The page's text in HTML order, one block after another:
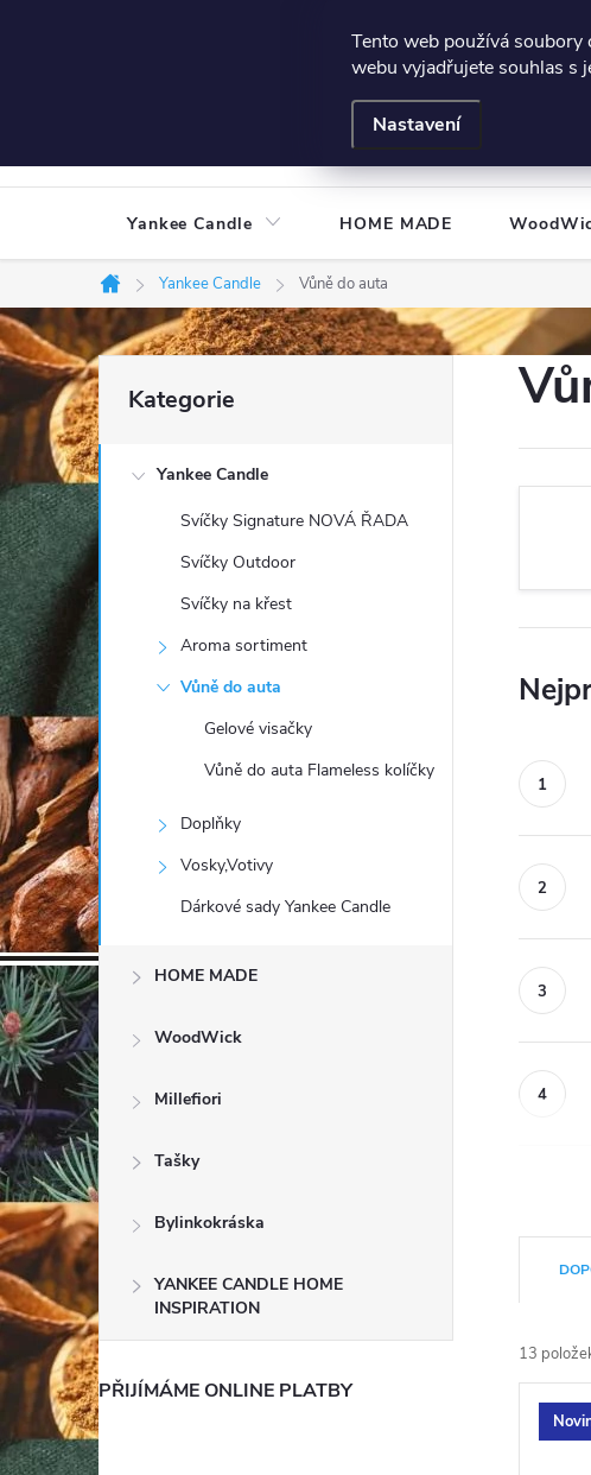
Tento web používá
webu vyjadřujete souhlas s
Nastavení
Podmínky e-shopu
Yankee Candle HOME MADE
Domů
Yankee Candle Vůně do auta
P
o
s
r
a
n
n
í
p
a
n
e
l
kategorie
Kategorie
Yankee Candle
Svíčky Signature NOVÁ ŘADA
Svíčky Outdoor
Svíčky na křest
Aroma sortiment
Vůně do auta
Gelové visačky
Vůně do auta Flameless kolíčky
Doplňky
Vosky,Votivy
Dárkové sady Yankee Candle
HOME MADE
WoodWick
Millefiori
Tašky
Bylinkokráska
YANKEE CANDLE HOME
INSPIRATION
PŘIJÍMÁME ONLINE PLATBY
a
z
e
13
V